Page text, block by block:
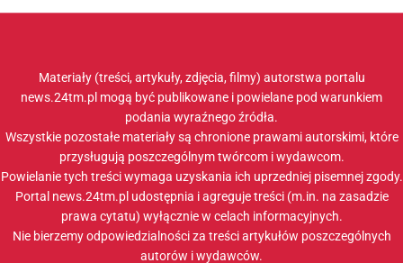
Materiały (treści, artykuły, zdjęcia, filmy) autorstwa portalu
news.24tm.pl mogą być publikowane i powielane pod warunkiem
podania wyraźnego źródła.
Wszystkie pozostałe materiały są chronione prawami autorskimi, które
przysługują poszczególnym twórcom i wydawcom.
Powielanie tych treści wymaga uzyskania ich uprzedniej pisemnej zgody.
Portal news.24tm.pl udostępnia i agreguje treści (m.in. na zasadzie
prawa cytatu) wyłącznie w celach informacyjnych.
Nie bierzemy odpowiedzialności za treści artykułów poszczególnych
autorów i wydawców.